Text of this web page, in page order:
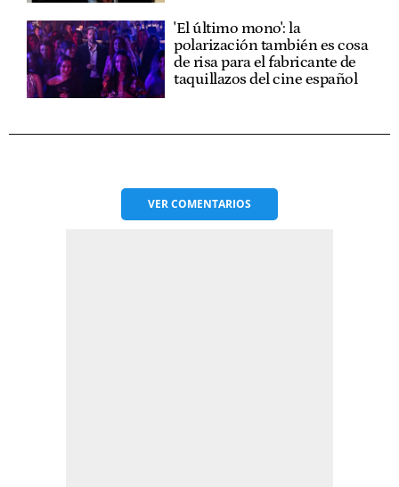
'El último mono': la
polarización también es cosa
de risa para el fabricante de
taquillazos del cine español
VERCOMENTARIOS